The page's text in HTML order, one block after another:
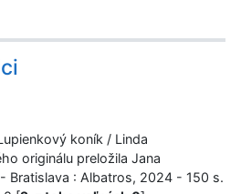
koník / Linda
originálu preložila Jana
Bratislava : Albatros, 2024 - 150 s.